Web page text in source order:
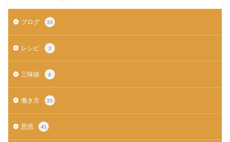
ブログ 33
レシピ 3
三味線 6
働き方 35
思惑 41